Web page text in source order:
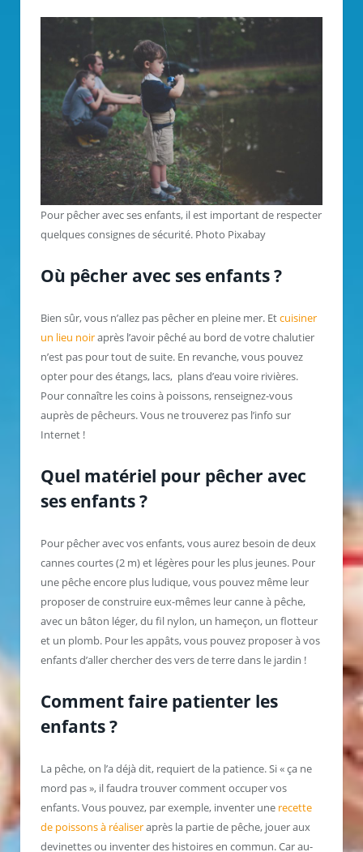
Pour pêcher avec ses enfants, il est important de respecter
quelques consignes de sécurité. Photo Pixabay
Où pêcher avec ses enfants ?
Bien sûr, vous n’allez pas pêcher en pleine mer. Etcuisiner
un lieu noiraprès l’avoir pêché au bord de votre chalutier
n’est pas pour tout de suite. En revanche, vous pouvez
opter pour des étangs, lacs, plans d’eau voire rivières.
Pour connaître les coins à poissons, renseignez-vous
auprès de pêcheurs. Vous ne trouverez pas l’info sur
Internet !
Quel matériel pour pêcher avec
ses enfants ?
Pour pêcher avec vos enfants, vous aurez besoin de deux
cannes courtes (2 m) et légères pour les plus jeunes. Pour
une pêche encore plus ludique, vous pouvez même leur
proposer de construire eux-mêmes leur canne à pêche,
avec un bâton léger, du fil nylon, un hameçon, un flotteur
et un plomb. Pour les appâts, vous pouvez proposer à vos
enfants d’aller chercher des vers de terre dans le jardin !
Comment faire patienter les
enfants ?
La pêche, on l’a déjà dit, requiert de la patience. Si « ça ne
mord pas », il faudra trouver comment occuper vos
enfants. Vous pouvez, par exemple, inventer une recette
de poissons à réaliseraprès la partie de pêche, jouer aux
devinettes ou inventer des histoires en commun. Car au-